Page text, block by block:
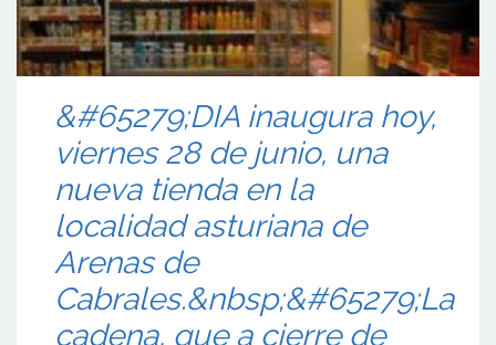
&#65279;DIA inaugura hoy,
viernes 28 de junio, una
nueva tienda en la
localidad asturiana de
Arenas de
Cabrales.&nbsp;&#65279;La
cadena, que a cierre de